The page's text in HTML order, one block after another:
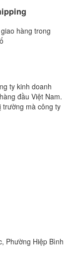
hàng trong
ty kinh doanh
đầu Việt Nam.
trường mà công ty
Phường Hiệp Bình